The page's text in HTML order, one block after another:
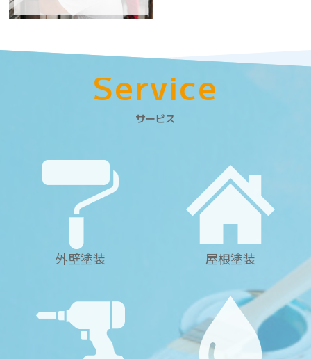
Service
サービス
外壁塗装 屋根塗装